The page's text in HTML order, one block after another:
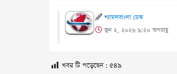
শ্যামলবাংলা ডেস্ক
জুন ২, ২০২৬ ৯:২০ অপরাহ্ণ
খবর টি পড়েছেন : ৫৪৯